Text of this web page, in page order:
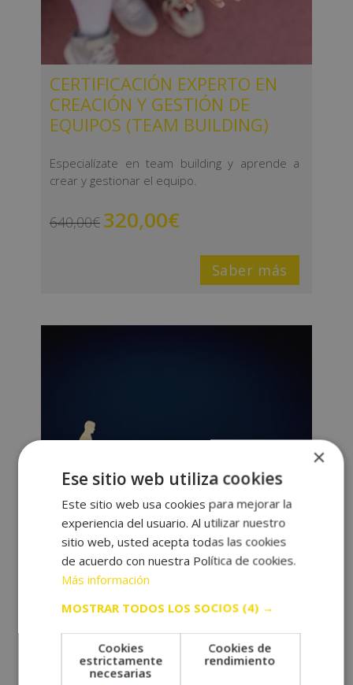
CERTIFICACIÓN EXPERTO EN
CREACIÓN Y GESTIÓN DE
EQUIPOS (TEAM BUILDING)
Especialízate en team building y aprende a
crear y gestionar el equipo.
640,00€ 320,00€
Saber más
RENDIMIENTO EN COACHING,
INTELIGENCIA EMOCIONAL Y
PNL
×
Ese sitio web utiliza cookies
Este sitio web usa cookies para mejorar la
experiencia del usuario. Al utilizar nuestro
sitio web, usted acepta todas las cookies
de acuerdo con nuestra Política de cookies.
Más información
MOSTRAR TODOS LOS SOCIOS (4) →
Cookies
estrictamente
necesarias
Cookies de
rendimiento